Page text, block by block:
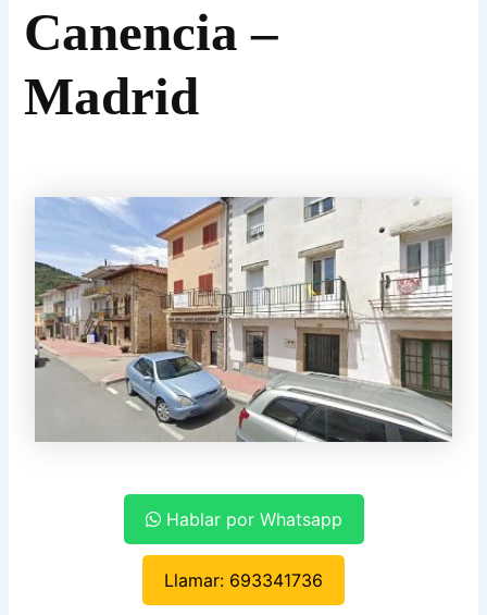
Canencia –
Madrid
Hablar por Whatsapp
Llamar: 693341736